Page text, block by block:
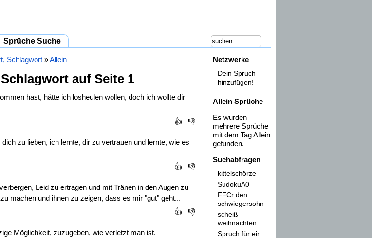
Sprüche Suche
Schlagwort »Allein
auf Seite 1
hast, hätte ich losheulen wollen, doch ich wollte dir
👍
👎
zu lieben, ich lernte, dir zu vertrauen und lernte, wie es
👍
👎
Leid zu ertragen und mit Tränen in den Augen zu
machen und ihnen zu zeigen, dass es mir "gut" geht...
👍
👎
Möglichkeit, zuzugeben, wie verletzt man ist.
Netzwerke
Dein Spruch
hinzufügen!
Allein Sprüche
Es wurden
mehrere Sprüche
mit dem TagAllein
gefunden.
Suchabfragen
kittelschörze
SudokuA0
FFCr den
schwiegersohn
scheiß
weihnachten
Spruch für ein